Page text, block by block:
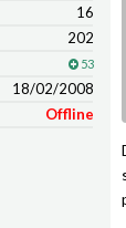
16
202
53
18/02/2008
Offline